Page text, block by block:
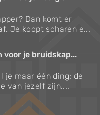
Dan komt er
Je koopt scharen e...
voor je bruidskap...
je maar één ding: de
van jezelf zijn....